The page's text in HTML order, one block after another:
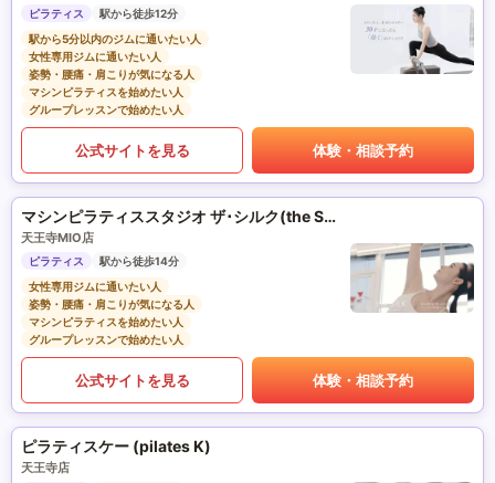
ピラティス
駅から徒歩12分
駅から5分以内のジムに通いたい人
女性専用ジムに通いたい人
姿勢・腰痛・肩こりが気になる人
マシンピラティスを始めたい人
グループレッスンで始めたい人
公式サイトを見る 体験・相談予約
マシンピラティススタジオ ザ･シルク(the SILK)
天王寺MIO店
ピラティス
駅から徒歩14分
女性専用ジムに通いたい人
姿勢・腰痛・肩こりが気になる人
マシンピラティスを始めたい人
グループレッスンで始めたい人
公式サイトを見る 体験・相談予約
ピラティスケー (pilates K)
天王寺店